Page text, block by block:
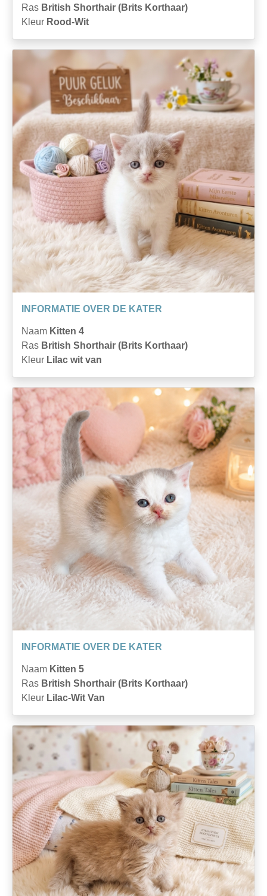
Ras British Shorthair (Brits Korthaar)
Kleur Rood-Wit
INFORMATIE OVER DE KATER
Naam Kitten 4
Ras British Shorthair (Brits Korthaar)
Kleur Lilac wit van
INFORMATIE OVER DE KATER
Naam Kitten 5
Ras British Shorthair (Brits Korthaar)
Kleur Lilac-Wit Van